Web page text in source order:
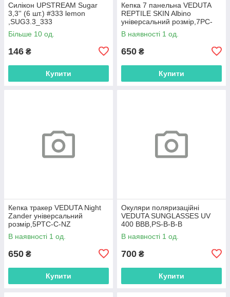
Силікон UPSTREAM Sugar
3,3'' (6 шт.) #333 lemon
,SUG3.3_333
Більше 10 од.
146 ₴
Купити
Кепка 7 панельна VEDUTA
REPTILE SKIN Albino
універсальний розмір,7PC-
UV-RSA
В наявності 1 од.
650 ₴
Купити
Кепка тракер VEDUTA Night
Zander універсальний
розмір,5PTC-C-NZ
В наявності 1 од.
650 ₴
Купити
Окуляри поляризаційні
VEDUTA SUNGLASSES UV
400 BBB,PS-B-B-B
В наявності 1 од.
700 ₴
Купити